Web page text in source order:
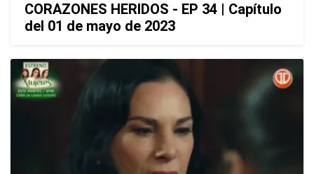
CORAZONES HERIDOS - EP 34 | Capítulo
del 01 de mayo de 2023